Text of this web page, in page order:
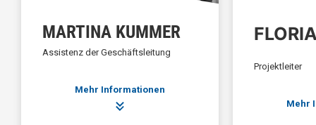
MARTINA KUMMER
Assistenz der Geschäftsleitung
Mehr Informationen
Projektleiter
Mehr